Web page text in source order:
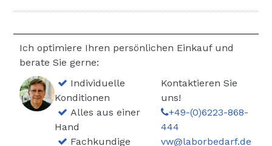
Ich optimiere Ihren persönlichen Einkauf und
berate Sie gerne:
Individuelle
Konditionen
Alles aus einer
Hand
Fachkundige
Kontaktieren Sie
uns!
+49-(0)6223-868-
444
vw@laborbedarf.de